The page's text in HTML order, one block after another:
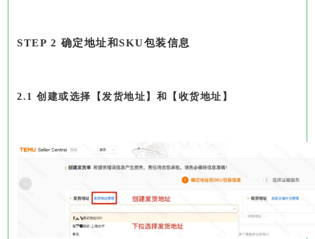
STEP 2 确定地址和SKU包装信息
2.1 创建或选择【发货地址】和【收货地址】